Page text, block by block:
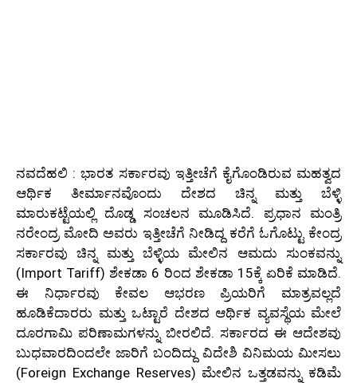
ನವದೆಹಲಿ : ಭಾರತ ಸರ್ಕಾರವು ಇತ್ತೀಚೆಗೆ ಕೈಗೊಂಡಿರುವ ಮಹತ್ವದ
ಆರ್ಥಿಕ ತೀರ್ಮಾನವೊಂದು ದೇಶದ ಚಿನ್ನ ಮತ್ತು ಬೆಳ್ಳಿ
ಮಾರುಕಟ್ಟೆಯಲ್ಲಿ ದೊಡ್ಡ ಸಂಚಲನ ಮೂಡಿಸಿದೆ. ಪ್ರಧಾನ ಮಂತ್ರಿ
ನರೇಂದ್ರ ಮೋದಿ ಅವರು ಇತ್ತೀಚೆಗೆ ನೀಡಿದ್ದ ಕರೆಗೆ ಓಗೊಟ್ಟು ಕೇಂದ್ರ
ಸರ್ಕಾರವು ಚಿನ್ನ ಮತ್ತು ಬೆಳ್ಳಿಯ ಮೇಲಿನ ಆಮದು ಸುಂಕವನ್ನು
(Import Tariff) ಶೇಕಡಾ 6 ರಿಂದ ಶೇಕಡಾ 15ಕ್ಕೆ ಏರಿಕೆ ಮಾಡಿದೆ.
ಈ ನಿರ್ಧಾರವು ಕೇವಲ ಆಭರಣ ಪ್ರಿಯರಿಗೆ ಮಾತ್ರವಲ್ಲದೆ
ಹೂಡಿಕೆದಾರರು ಮತ್ತು ಒಟ್ಟಾರೆ ದೇಶದ ಆರ್ಥಿಕ ವ್ಯವಸ್ಥೆಯ ಮೇಲೆ
ದೂರಗಾಮಿ ಪರಿಣಾಮಗಳನ್ನು ಬೀರಲಿದೆ. ಸರ್ಕಾರದ ಈ ಆದೇಶವು
ಬುಧವಾರದಿಂದಲೇ ಜಾರಿಗೆ ಬಂದಿದ್ದು ವಿದೇಶಿ ವಿನಿಮಯ ಮೀಸಲು
(Foreign Exchange Reserves) ಮೇಲಿನ ಒತ್ತಡವನ್ನು ಕಡಿಮೆ